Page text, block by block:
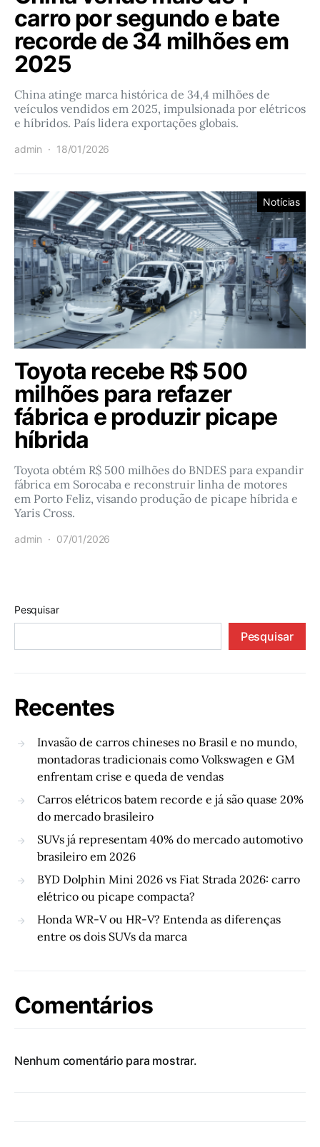
carro por segundo e bate
recorde de 34 milhões em
2025
China atinge marca histórica de 34,4 milhões de
veículos vendidos em 2025, impulsionada por elétricos
e híbridos. País lidera exportações globais.
admin 18/01/2026
Notícias
Toyota recebe R$ 500
milhões para refazer
fábrica e produzir picape
híbrida
Toyota obtém R$ 500 milhões do BNDES para expandir
fábrica em Sorocaba e reconstruir linha de motores
em Porto Feliz, visando produção de picape híbrida e
Yaris Cross.
admin 07/01/2026
Pesquisar
Pesquisar
Recentes
Invasão de carros chineses no Brasil e no mundo,
montadoras tradicionais como Volkswagen e GM
enfrentam crise e queda de vendas
Carros elétricos batem recorde e já são quase 20%
do mercado brasileiro
SUVs já representam 40% do mercado automotivo
brasileiro em 2026
BYD Dolphin Mini 2026 vs Fiat Strada 2026: carro
elétrico ou picape compacta?
Honda WR-V ou HR-V? Entenda as diferenças
entre os dois SUVs da marca
Comentários
Nenhum comentário para mostrar.